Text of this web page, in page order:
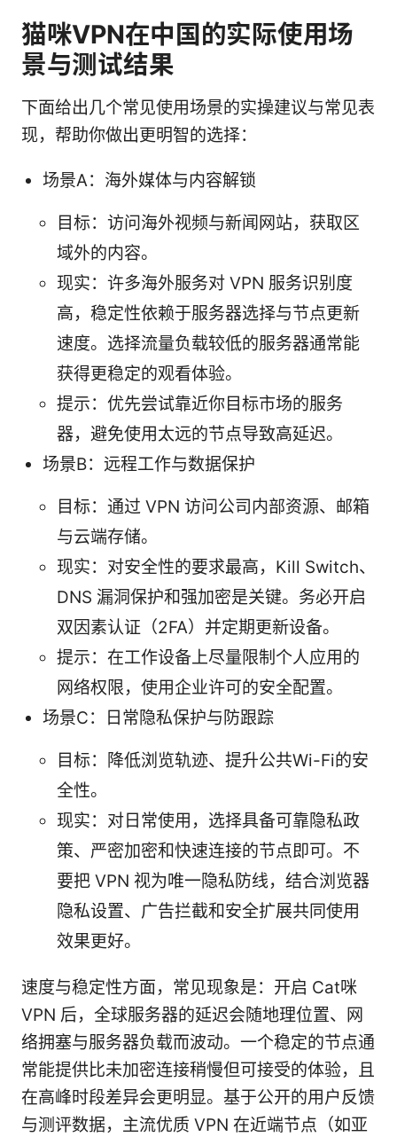
猫咪VPN在中国的实际使用场
景与测试结果
下面给出几个常见使用场景的实操建议与常见表
现，帮助你做出更明智的选择：
场景A：海外媒体与内容解锁
目标：访问海外视频与新闻网站，获取区
域外的内容。
现实：许多海外服务对 VPN 服务识别度
高，稳定性依赖于服务器选择与节点更新
速度。选择流量负载较低的服务器通常能
获得更稳定的观看体验。
提示：优先尝试靠近你目标市场的服务
器，避免使用太远的节点导致高延迟。
场景B：远程工作与数据保护
目标：通过 VPN 访问公司内部资源、邮箱
与云端存储。
现实：对安全性的要求最高，Kill Switch、
DNS 漏洞保护和强加密是关键。务必开启
双因素认证（2FA）并定期更新设备。
提示：在工作设备上尽量限制个人应用的
网络权限，使用企业许可的安全配置。
场景C：日常隐私保护与防跟踪
目标：降低浏览轨迹、提升公共Wi-Fi的安
全性。
现实：对日常使用，选择具备可靠隐私政
策、严密加密和快速连接的节点即可。不
要把 VPN 视为唯一隐私防线，结合浏览器
隐私设置、广告拦截和安全扩展共同使用
效果更好。
速度与稳定性方面，常见现象是：开启 Cat咪
VPN 后，全球服务器的延迟会随地理位置、网
络拥塞与服务器负载而波动。一个稳定的节点通
常能提供比未加密连接稍慢但可接受的体验，且
在高峰时段差异会更明显。基于公开的用户反馈
与测评数据，主流优质 VPN 在近端节点（如亚